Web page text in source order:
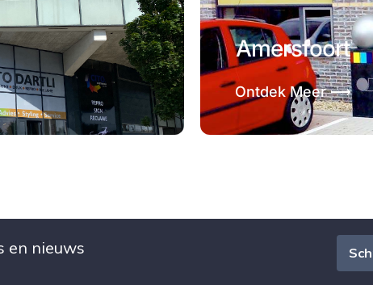
Amersfoort
Ontdek Meer ⟶
en nieuws